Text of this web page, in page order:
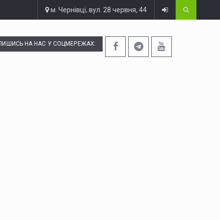
м. Чернівці, вул. 28 червня, 44
НА НАС У СОЦМЕРЕЖАХ: